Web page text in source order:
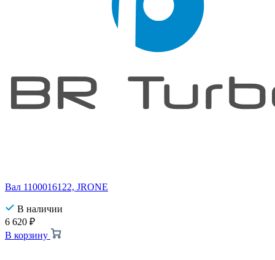
Вал 1100016122, JRONE
В наличии
6 620 ₽
В корзину